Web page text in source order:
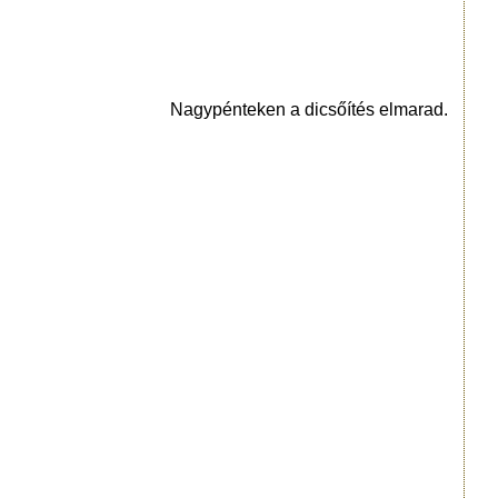
Nagypénteken a dicsőítés elmarad.